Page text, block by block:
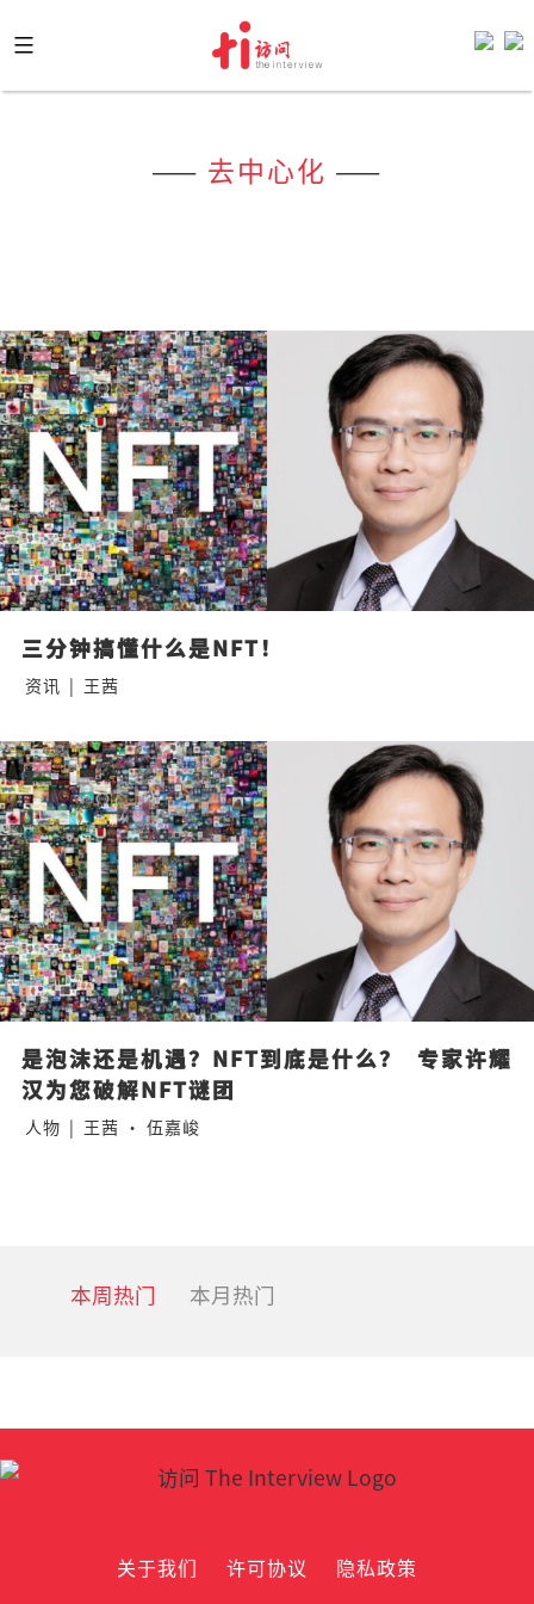
to
content
—— 去中心化 ——
三分钟搞懂什么是NFT！
资讯 | 王茜
是泡沫还是机遇？NFT到底是什么？  专家许耀
汉为您破解NFT谜团
人物 | 王茜 · 伍嘉峻
本周热门 本月热门
关于我们 许可协议 隐私政策